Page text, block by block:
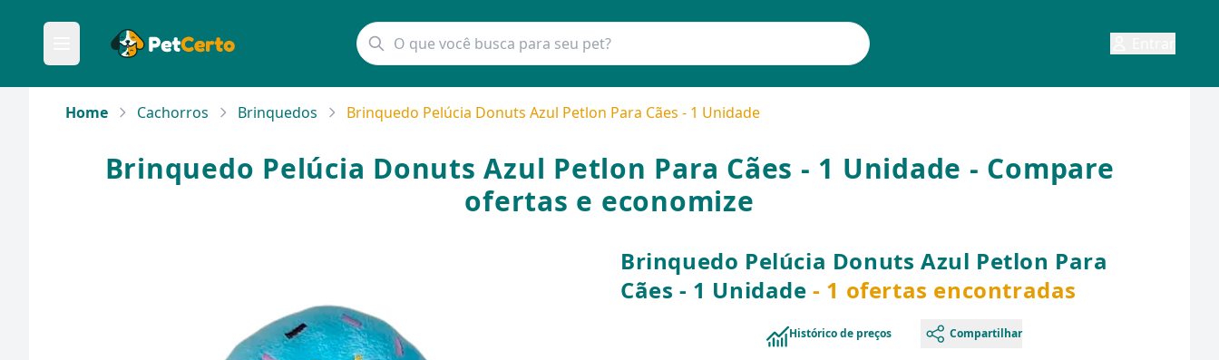
Home Cachorros Brinquedos Brinquedo Pelúcia Donuts Azul Petlon Para Cães - 1 Unidade
Brinquedo Pelúcia Donuts Azul Petlon Para Cães - 1 Unidade - Compare
ofertas e economize
Brinquedo Pelúcia Donuts Azul Petlon Para
Cães - 1 Unidade - 1 ofertas encontradas
Histórico de preços Compartilhar